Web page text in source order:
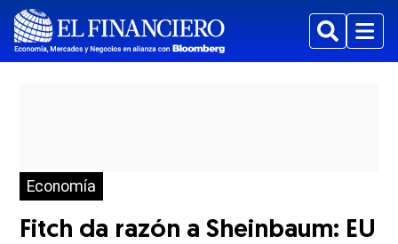
BuscarMenu
Economía
Fitch da razón a Sheinbaum: EU